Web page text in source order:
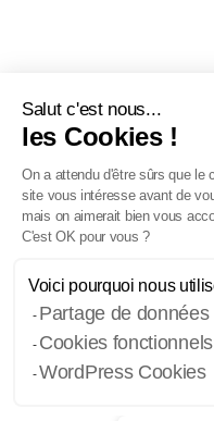
Salut c'est nous...
les Cookies !
On a attendu d'être sûrs que le
site vous intéresse avant de
mais on aimerait bien vous
C'est OK pour vous ?
Voici pourquoi nous
Partage de
Cookies fonctionnels
WordPress Cookies